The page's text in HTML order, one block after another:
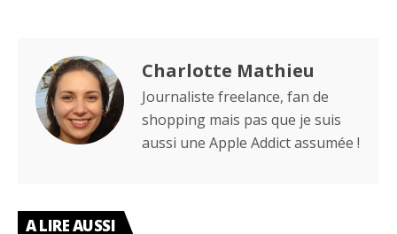
Charlotte Mathieu
Journaliste freelance, fan de
shopping mais pas que je suis
aussi une Apple Addict assumée !
A LIRE AUSSI